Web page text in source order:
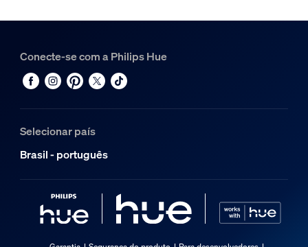
Conecte-se com a Philips Hue
Selecionar país
Brasil - português